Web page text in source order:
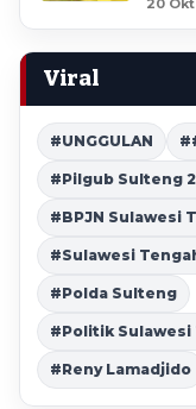
Viral
#UNGGULAN
#Pilgub Sulteng
#BPJN Sulawesi
#Sulawesi
#Polda Sulteng
#Politik Sulawesi
#Reny Lamadjido